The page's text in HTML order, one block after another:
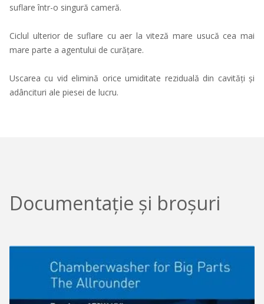
suflare într-o singură cameră.
Ciclul ulterior de suflare cu aer la viteză mare usucă cea mai
mare parte a agentului de curățare.
Uscarea cu vid elimină orice umiditate reziduală din cavități și
adâncituri ale piesei de lucru.
Documentație și broșuri